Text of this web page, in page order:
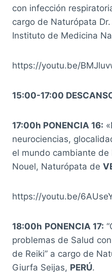
con infección
cargo de Naturópata
Instituto de Medicina
https://youtu.be/
15:00-17:00
17:00h PONENCIA 16:
neurociencias,
el mundo cambiante
Nouel, Naturópata de
https://youtu.be/
18:00h PONENCIA 17:
problemas de Salud
de Reiki” a cargo de
Giurfa Seijas, PERÚ.